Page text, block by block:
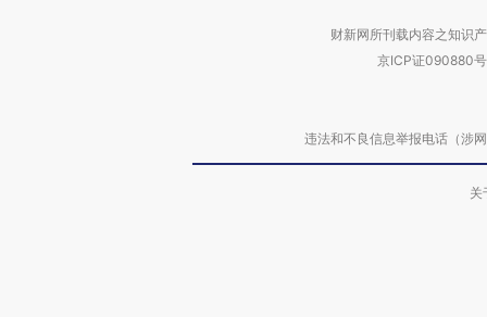
财新网所刊载内容之知识
京ICP证090880号
违法和不良信息举报电话（涉
关